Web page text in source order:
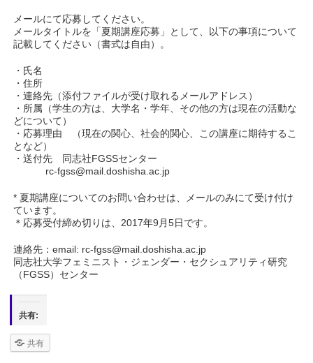
メールにて応募してください。
メールタイトルを「夏期講座応募」として、以下の事項について
記載してください（書式は自由）。
・氏名
・住所
・連絡先（添付ファイルが受け取れるメールアドレス）
・所属（学生の方は、大学名・学年、その他の方は現在の活動な
どについて）
・応募理由 （現在の関心、社会的関心、この講座に期待するこ
となど）
・送付先 同志社FGSSセンター
rc-fgss@mail.doshisha.ac.jp
* 夏期講座についてのお問い合わせは、メールのみにて受け付け
ています。
＊応募受付締め切りは、2017年9月5日です。
連絡先：email: rc-fgss@mail.doshisha.ac.jp
同志社大学フェミニスト・ジェンダー・セクシュアリティ研究
（FGSS）センター
共有:
共有